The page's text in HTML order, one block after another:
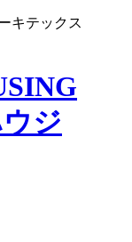
キテックス